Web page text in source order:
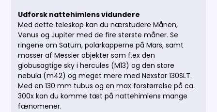
Udforsk nattehimlens vidundere
Med dette teleskop kan du nærstudere Månen,
Venus og Jupiter med de fire største måner. Se
ringene om Saturn, polarkapperne på Mars, samt
masser af Messier objekter som f.ex den
globusagtige sky i hercules (M13) og den store
nebula (m42) og meget mere med Nexstar 130SLT.
Med en 130 mm tubus og en max forstørrelse på ca.
300x kan du komme tæt på nattehimlens mange
fænomener.